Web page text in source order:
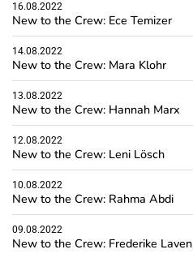
16.08.2022
New to the Crew: Ece Temizer
14.08.2022
New to the Crew: Mara Klohr
13.08.2022
New to the Crew: Hannah Marx
12.08.2022
New to the Crew: Leni Lösch
10.08.2022
New to the Crew: Rahma Abdi
09.08.2022
New to the Crew: Frederike Laven